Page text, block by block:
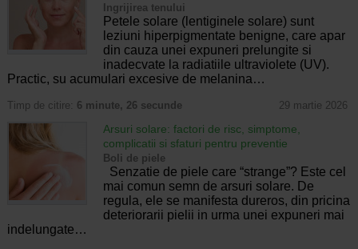
Ingrijirea tenului
Petele solare (lentiginele solare) sunt
leziuni hiperpigmentate benigne, care apar
din cauza unei expuneri prelungite si
inadecvate la radiatiile ultraviolete (UV).
Practic, su acumulari excesive de melanina…
Timp de citire: 6 minute, 26 secunde 29 martie 2026
Arsuri solare: factori de risc, simptome,
complicatii si sfaturi pentru preventie
Boli de piele
Senzatie de piele care “strange”? Este cel
mai comun semn de arsuri solare. De
regula, ele se manifesta dureros, din pricina
deteriorarii pielii in urma unei expuneri mai
indelungate…